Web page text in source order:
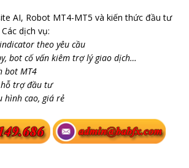
AI, Robot MT4-MT5 và kiến thức đầu tư
dịch vụ:
theo yêu cầu
bot cố vấn kiêm trợ lý giao dịch…
bot MT4
trợ đầu tư
hình cao, giá rẻ